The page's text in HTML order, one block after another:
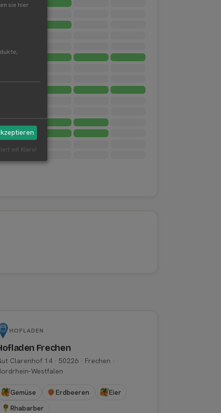
HOFLADEN
Frechen
Clarenhof 14 · 50226 · Frechen ·
Westfalen
Gemüse Erdbeeren
Eier
Rhabarber
sie hier
mit Klaro!